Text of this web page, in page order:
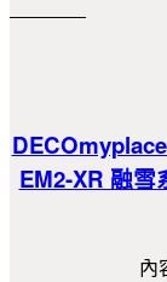
EM2-XR 融
內